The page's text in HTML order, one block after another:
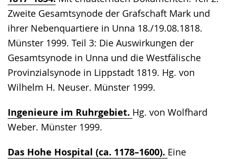
Zweite Gesamtsynode der Grafschaft Mark und
ihrer Nebenquartiere in Unna 18./19.08.1818.
Münster 1999. Teil 3: Die Auswirkungen der
Gesamtsynode in Unna und die Westfälische
Provinzialsynode in Lippstadt 1819. Hg. von
Wilhelm H. Neuser. Münster 1999.
Ingenieure im Ruhrgebiet. Hg. von Wolfhard
Weber. Münster 1999.
Das Hohe Hospital (ca. 1178–1600). Eine